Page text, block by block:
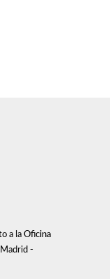
a la Oficina
-